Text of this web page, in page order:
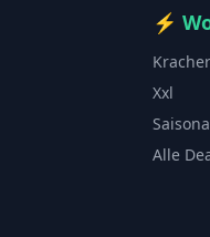
⚡
Kracher
Xxl
Alle